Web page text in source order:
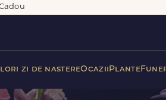
zi de nastereOcazii Plante